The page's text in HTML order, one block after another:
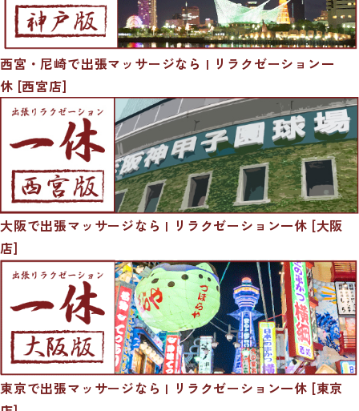
西宮・尼崎で出張マッサージなら | リラクゼーション一
休 [西宮店]
大阪で出張マッサージなら | リラクゼーション一休 [大阪
店]
東京で出張マッサージなら | リラクゼーション一休 [東京